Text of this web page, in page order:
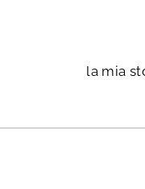
la mia